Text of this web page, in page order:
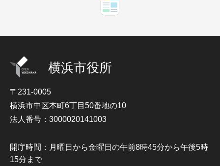
横浜市役所
〒231-0005
横浜市中区本町6丁目50番地の10
法人番号：3000020141003
開庁時間：月曜日から金曜日の午前8時45分から午後5時
15分まで